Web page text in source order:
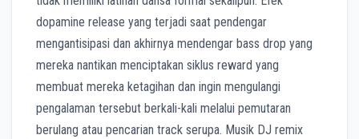
dopamine release yang terjadi saat pendengar
mengantisipasi dan akhirnya mendengar bass drop yang
mereka nantikan menciptakan siklus reward yang
membuat mereka ketagihan dan ingin mengulangi
pengalaman tersebut berkali-kali melalui pemutaran
berulang atau pencarian track serupa. Musik DJ remix